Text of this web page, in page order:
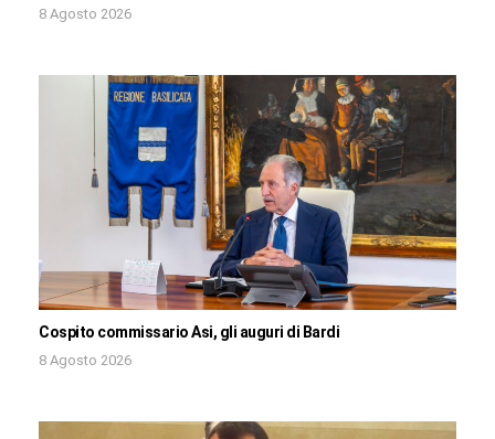
8 Agosto 2026
Cospito commissario Asi, gli auguri di Bardi
8 Agosto 2026